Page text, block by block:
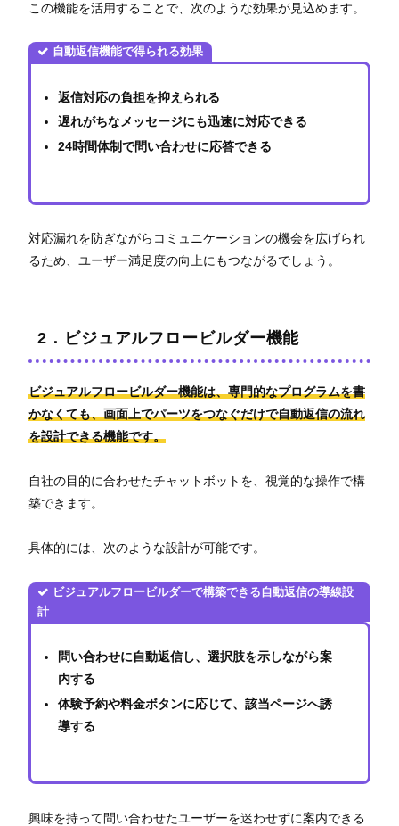
この機能を活用することで、次のような効果が見込めます。
自動返信機能で得られる効果
返信対応の負担を抑えられる
遅れがちなメッセージにも迅速に対応できる
24時間体制で問い合わせに応答できる
対応漏れを防ぎながらコミュニケーションの機会を広げられ
るため、ユーザー満足度の向上にもつながるでしょう。
2．ビジュアルフロービルダー機能
ビジュアルフロービルダー機能は、専門的なプログラムを書
かなくても、画面上でパーツをつなぐだけで自動返信の流れ
を設計できる機能です。
自社の目的に合わせたチャットボットを、視覚的な操作で構
築できます。
具体的には、次のような設計が可能です。
ビジュアルフロービルダーで構築できる自動返信の導線設
計
問い合わせに自動返信し、選択肢を示しながら案
内する
体験予約や料金ボタンに応じて、該当ページへ誘
導する
興味を持って問い合わせたユーザーを迷わせずに案内できる